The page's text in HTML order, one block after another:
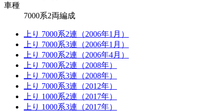
車種
7000系2両編成
上り 7000系2連（2006年1月）
上り 7000系3連（2006年1月）
上り 7000系2連（2006年4月）
上り 7000系2連（2008年）
上り 7000系3連（2008年）
上り 7000系3連（2012年）
上り 1000系2連（2017年）
上り 1000系3連（2017年）